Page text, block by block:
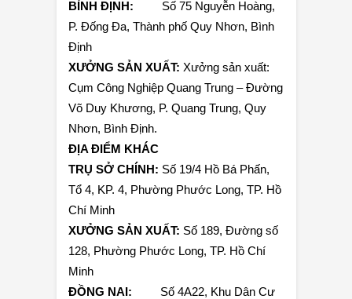
BÌNH ĐỊNH: Số 75 Nguyễn Hoàng,
P. Đống Đa, Thành phố Quy Nhơn, Bình
Định
XƯỞNG SẢN XUẤT: Xưởng sản xuất:
Cụm Công Nghiệp Quang Trung – Đường
Võ Duy Khương, P. Quang Trung, Quy
Nhơn, Bình Định.
ĐỊA ĐIỂM KHÁC
TRỤ SỞ CHÍNH: Số 19/4 Hồ Bá Phấn,
Tổ 4, KP. 4, Phường Phước Long, TP. Hồ
Chí Minh
XƯỞNG SẢN XUẤT: Số 189, Đường số
128, Phường Phước Long, TP. Hồ Chí
Minh
ĐỒNG NAI: Số 4A22, Khu Dân Cư